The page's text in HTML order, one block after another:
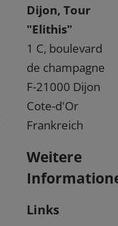
Dijon, Tour
"Elithis"
1 C, boulevard
de champagne
F-21000 Dijon
Cote-d'Or
Frankreich
Weitere
Links